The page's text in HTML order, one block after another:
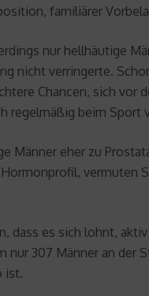
familiärer
nur hellhäutige
nicht verringerte.
Chancen, sich
regelmäßig beim Sport
Männer eher zu
vermuten
dass es sich lohnt,
nur 307 Männer an
ist.